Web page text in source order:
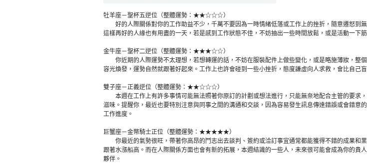
牡羊座－聖杯五逆位（整體運勢：★★☆☆☆）
好的人際關係對你的工作助益不少，千萬不要因為一時情緒低落或工作上的挫折，隨意遷怒到無
這樣再好的人緣也有用盡的一天，若是感到工作狀態不佳，不妨抽出一些時間放鬆，或是活動一下筋
金牛座－聖杯二逆位（整體運勢：★★★☆☆）
你近期的人際運勢不太理想，若想轉運的話，不妨在服裝配件上做些變化，或是略施薄妝，整個
容光煥發，運勢自然就跟著好起來。工作上也許會碰到一些小挫折，態度謙虛向人求救，會比自己
雙子座－正義逆位（整體運勢：★★☆☆☆）
本週在工作上有許多事情可能無法照著你原訂的計劃或想法進行，只能無奈地配合主管的要求
滋味。提醒你，最近也要特別注意與同事之間的溝通和交談，因為容易發生訊息傳達錯誤或會錯意
工作進度。
巨蟹座－金幣騎士正位（整體運勢：★★★★★）
你最近的氣勢很旺，帶著你高昂的鬥志出去談判、簽約或洽訂事宜通常都能獲得不錯的成果和
跟著水漲船高。而在人際關係方面也會有新的拓展，本週結識的一些人，未來很可能會成為你的貴
夥伴。